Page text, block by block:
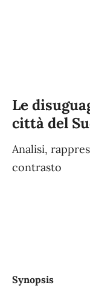
Le
città del
Analisi,
contrasto
Synopsis